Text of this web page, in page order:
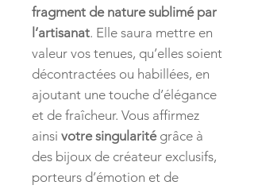
fragment de nature sublimé par
l’artisanat. Elle saura mettre en
valeur vos tenues, qu’elles soient
décontractées ou habillées, en
ajoutant une touche d’élégance
et de fraîcheur. Vous affirmez
ainsi votre singularitégrâce à
des bijoux de créateur exclusifs,
porteurs d’émotion et de